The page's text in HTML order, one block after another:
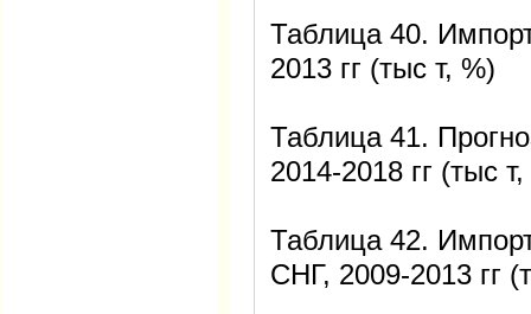
Таблица 40.
2013 гг (тыс т, %)
Таблица 41.
2014-2018 гг (тыс
Таблица 42.
СНГ, 2009-2013 гг